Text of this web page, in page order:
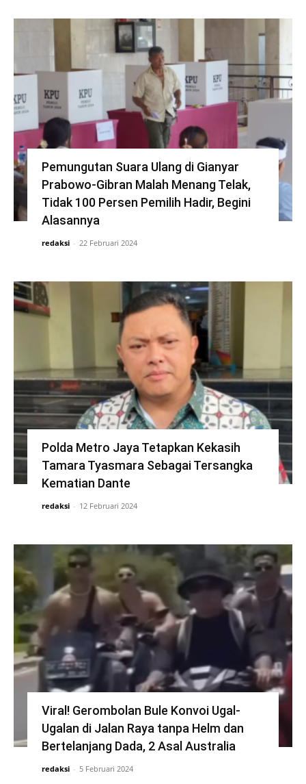
Pemungutan Suara Ulang di Gianyar
Prabowo-Gibran Malah Menang Telak,
Tidak 100 Persen Pemilih Hadir, Begini
Alasannya
redaksi - 22 Februari 2024
Polda Metro Jaya Tetapkan Kekasih
Tamara Tyasmara Sebagai Tersangka
Kematian Dante
redaksi - 12 Februari 2024
Viral! Gerombolan Bule Konvoi Ugal-
Ugalan di Jalan Raya tanpa Helm dan
Bertelanjang Dada, 2 Asal Australia
redaksi - 5 Februari 2024